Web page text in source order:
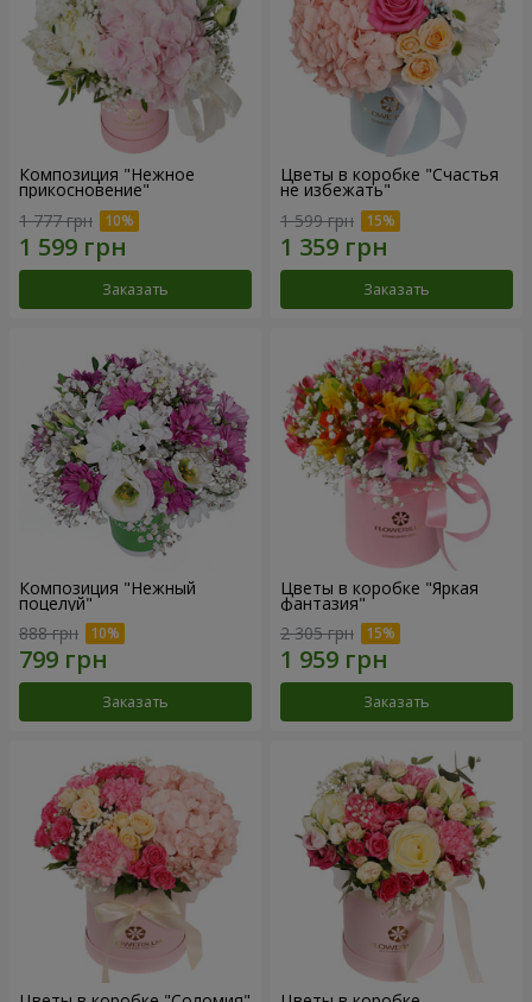
Композиция "Нежное
прикосновение"
1 777 грн
Заказать
Цветы в коробке "Счастья
не избежать"
1 599 грн
Заказать
Композиция "Нежный
поцелуй"
888 грн
Заказать
Цветы в коробке "Яркая
фантазия"
2 305 грн
Заказать